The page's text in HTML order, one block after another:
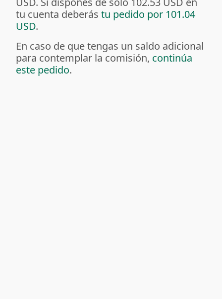
tu cuenta deberás tu pedido por 101.04
USD.
En caso de que tengas un saldo adicional
para contemplar la comisión, continúa
este pedido.